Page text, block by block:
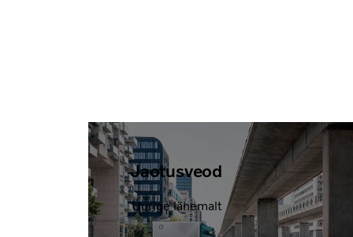
Jaotusveod
Uurige lähemalt